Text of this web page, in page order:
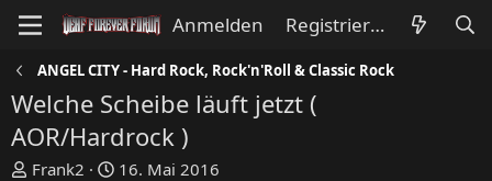
Anmelden Registrieren
ANGEL CITY - Hard Rock, Rock'n'Roll & Classic Rock
Welche Scheibe läuft jetzt (
AOR/Hardrock )
E
Frank2
E
16. Mai 2016